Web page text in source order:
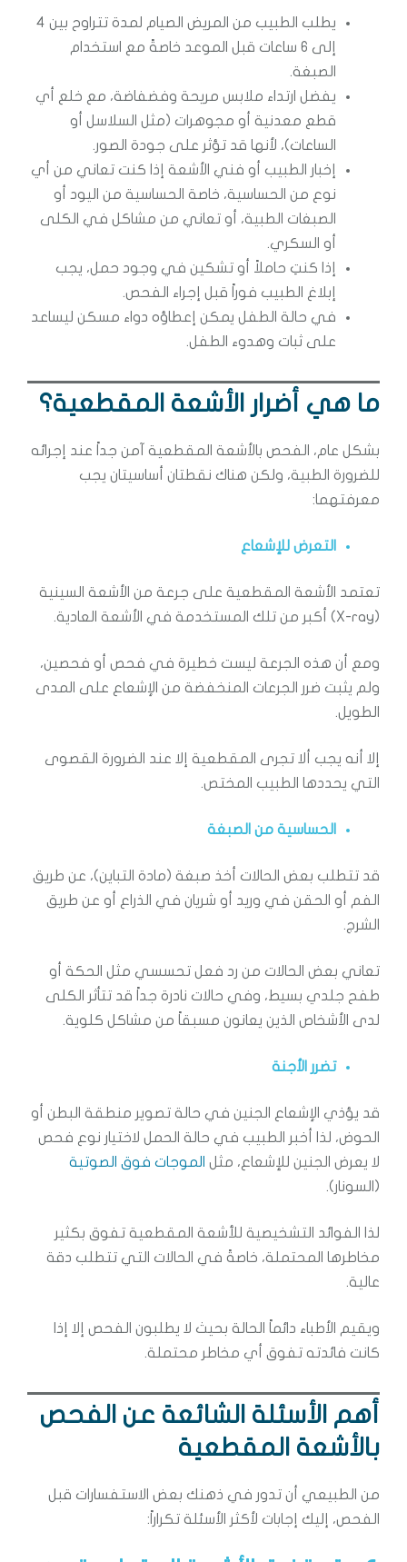
يطلب الطبيب من المريض الصيام لمدة تتراوح بين 4
إلى 6 ساعات قبل الموعد خاصةً مع استخدام
الصبغة.
يفضل ارتداء ملابس مريحة وفضفاضة، مع خلع أي
قطع معدنية أو مجوهرات (مثل السلاسل أو
الساعات)، لأنها قد تؤثر على جودة الصور.
إخبار الطبيب أو فني الأشعة إذا كنت تعاني من أي
نوع من الحساسية، خاصة الحساسية من اليود أو
الصبغات الطبية، أو تعاني من مشاكل في الكلى
أو السكري.
إذا كنتِ حاملاً أو تشكين في وجود حمل، يجب
إبلاغ الطبيب فوراً قبل إجراء الفحص.
في حالة الطفل يمكن إعطاؤه دواء مسكن ليساعد
على ثبات وهدوء الطفل.
ما هي أضرار الأشعة المقطعية؟
بشكل عام، الفحص بالأشعة المقطعية آمن جداً عند إجرائه
للضرورة الطبية، ولكن هناك نقطتان أساسيتان يجب
معرفتهما:
التعرض للإشعاع
تعتمد الأشعة المقطعية على جرعة من الأشعة السينية
(X-ray) أكبر من تلك المستخدمة في الأشعة العادية.
ومع أن هذه الجرعة ليست خطيرة في فحص أو فحصين،
ولم يثبت ضرر الجرعات المنخفضة من الإشعاع على المدى
الطويل.
إلا أنه يجب ألا تجرى المقطعية إلا عند الضرورة القصوى
التي يحددها الطبيب المختص.
الحساسية من الصبغة
قد تتطلب بعض الحالات أخذ صبغة (مادة التباين)، عن طريق
الفم أو الحقن في وريد أو شريان في الذراع أو عن طريق
الشرج.
تعاني بعض الحالات من رد فعل تحسسي مثل الحكة أو
طفح جلدي بسيط، وفي حالات نادرة جداً قد تتأثر الكلى
لدى الأشخاص الذين يعانون مسبقاً من مشاكل كلوية.
تضرر الأجنة
قد يؤذي الإشعاع الجنين في حالة تصوير منطقة البطن أو
الحوض، لذا أخبر الطبيب في حالة الحمل لاختيار نوع فحص
لا يعرض الجنين للإشعاع، مثل الموجات فوق الصوتية
(السونار).
لذا الفوائد التشخيصية للأشعة المقطعية تفوق بكثير
مخاطرها المحتملة، خاصةً في الحالات التي تتطلب دقة
عالية.
ويقيم الأطباء دائماً الحالة بحيث لا يطلبون الفحص إلا إذا
كانت فائدته تفوق أي مخاطر محتملة.
أهم الأسئلة الشائعة عن الفحص
بالأشعة المقطعية
من الطبيعي أن تدور في ذهنك بعض الاستفسارات قبل
الفحص، إليك إجابات لأكثر الأسئلة تكراراً: